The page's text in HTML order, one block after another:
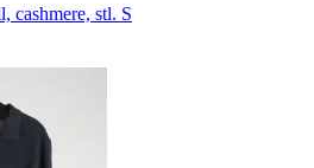
cashmere, stl. S